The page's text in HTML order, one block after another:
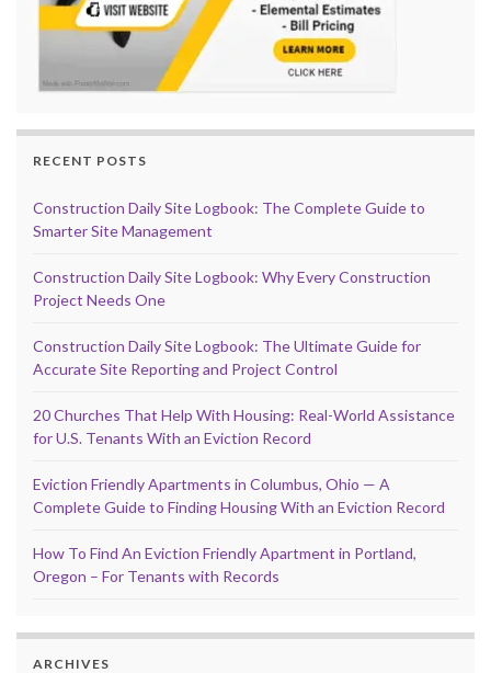
RECENT POSTS
Construction Daily Site Logbook: The Complete Guide to
Smarter Site Management
Construction Daily Site Logbook: Why Every Construction
Project Needs One
Construction Daily Site Logbook: The Ultimate Guide for
Accurate Site Reporting and Project Control
20 Churches That Help With Housing: Real-World Assistance
for U.S. Tenants With an Eviction Record
Eviction Friendly Apartments in Columbus, Ohio — A
Complete Guide to Finding Housing With an Eviction Record
How To Find An Eviction Friendly Apartment in Portland,
Oregon – For Tenants with Records
ARCHIVES